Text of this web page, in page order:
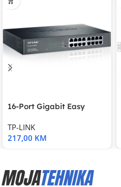
16-Port Gigabit Easy
TP-LINK
217,00 KM